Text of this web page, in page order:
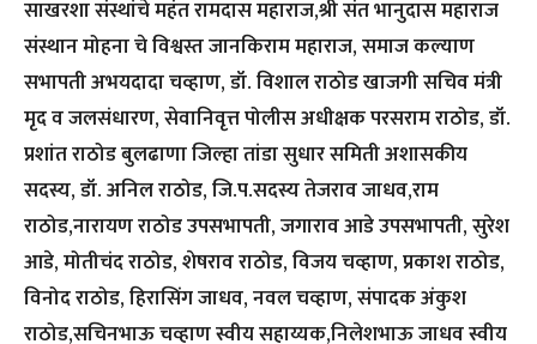
साखरशा संस्थांचे महंत रामदास महाराज,श्री संत भानुदास महाराज
संस्थान मोहना चे विश्वस्त जानकिराम महाराज, समाज कल्याण
सभापती अभयदादा चव्हाण, डॉ. विशाल राठोड खाजगी सचिव मंत्री
मृद व जलसंधारण, सेवानिवृत्त पोलीस अधीक्षक परसराम राठोड, डॉ.
प्रशांत राठोड बुलढाणा जिल्हा तांडा सुधार समिती अशासकीय
सदस्य, डॉ. अनिल राठोड, जि.प.सदस्य तेजराव जाधव,राम
राठोड,नारायण राठोड उपसभापती, जगाराव आडे उपसभापती, सुरेश
आडे, मोतीचंद राठोड, शेषराव राठोड, विजय चव्हाण, प्रकाश राठोड,
विनोद राठोड, हिरासिंग जाधव, नवल चव्हाण, संपादक अंकुश
राठोड,सचिनभाऊ चव्हाण स्वीय सहाय्यक,निलेशभाऊ जाधव स्वीय